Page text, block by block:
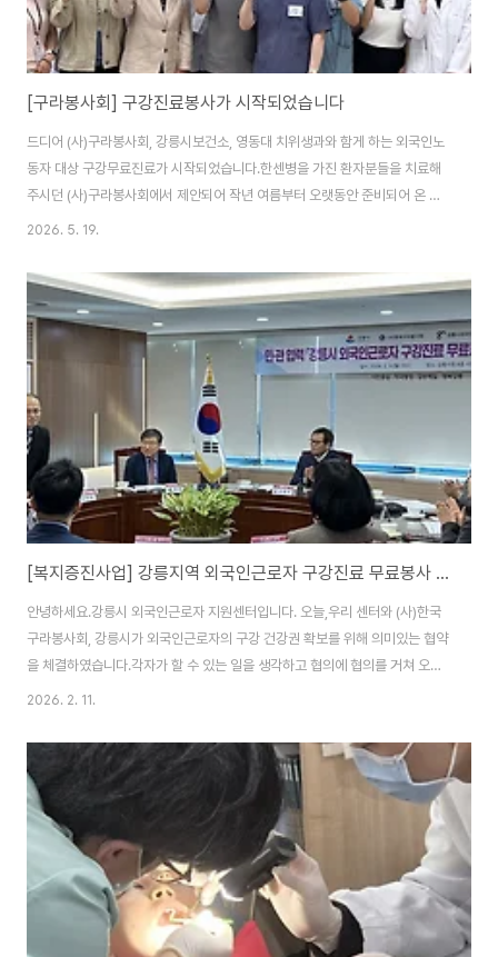
[구라봉사회] 구강진료봉사가 시작되었습니다
드디어 (사)구라봉사회, 강릉시보건소, 영동대 치위생과와 함게 하는 외국인노
동자 대상 구강무료진료가 시작되었습니다.한센병을 가진 환자분들을 치료해
주시던 (사)구라봉사회에서 제안되어 작년 여름부터 오랫동안 준비되어 온 일
이었습니다.요약하자면, 건강보험에 가입할 수 없는 외국인노동자들에게 구강
대학교 치과대학에 다니고 있는 학생 선생님들이 강릉까지 내려와 무료로 치료
해 주는 프로그램입니다.장소는 옥천초등학교 앞 어울림플랫폼의 별관에 마련
되어 있는 옥천동마을건강센터이며, 지난 두달동안 파노라마엑스레이까지 치
료장비를 완전하게 갖추었고, 법적/행정적 지원을 강릉시보건소에도 아낌없이
해 주었습니다. 저희 센터는 대상자발굴과 예진표 작성, 환자..
2026. 5. 19.
[복지증진사업] 강릉지역 외국인근로자 구강진료 무료봉사 협약식_20260209
안녕하세요.강릉시 외국인근로자 지원센터입니다. 오늘,우리 센터와 (사)한국
구라봉사회, 강릉시가 외국인근로자의 구강 건강권 확보를 위해 의미있는 협약
을 체결하였습니다.각자가 할 수 있는 일을 생각하고 협의에 협의를 거쳐 오늘
의 약속에 이를 수 있었습니다. 물론,각자의 입장이 있다보니, 우여곡절도 있었
는 것, 진료소 인근 주민도 기존 프로그램을 하는데 불편함이 없도록 헤아려야
니 당연합니다. 그래서 더 자주 만나고 이야기를 나눠 오늘의 약속을 할 수 있었
습니다. (사)한국구라회는 치과봉사를 할 치과의사와 학생, 자원봉사자를 모집
해 강릉진료소로 오고,강릉시는 외국인근로자에게 치과 진료가 원활히 이뤄질
수 있도록 행정적 지원과 장소를 제공하고,..
2026. 2. 11.